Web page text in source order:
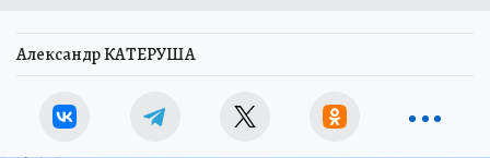
Александр КАТЕРУША